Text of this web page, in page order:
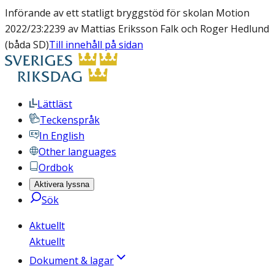
Införande av ett statligt bryggstöd för skolan Motion
2022/23:2239 av Mattias Eriksson Falk och Roger Hedlund
(båda SD)Till innehåll på sidan
Lättläst
Teckenspråk
In English
Other languages
Ordbok
Aktivera lyssna
Sök
Aktuellt
Aktuellt
Dokument & lagar